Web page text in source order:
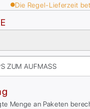
Die Regel-Lieferzeit
ZUM AUFMASS
Menge an Paketen